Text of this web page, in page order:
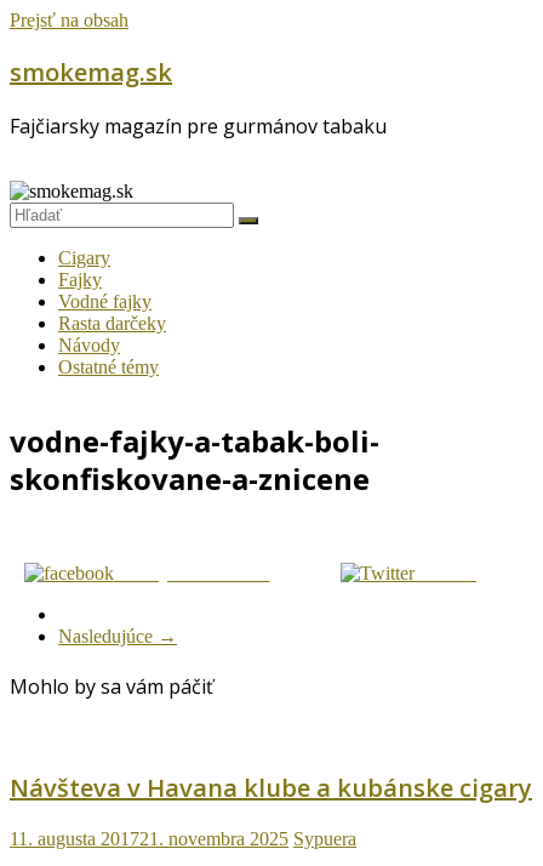
Prejsť na obsah
smokemag.sk
Fajčiarsky magazín pre gurmánov tabaku
Cigary
Fajky
Vodné fajky
Rasta darčeky
Návody
Ostatné témy
vodne-fajky-a-tabak-boli-
skonfiskovane-a-znicene
Zdielaj na Facebook Tweetni
Nasledujúce →
Mohlo by sa vám páčiť
Návšteva v Havana klube a kubánske cigary
11. augusta 201721. novembra 2025 Sypuera